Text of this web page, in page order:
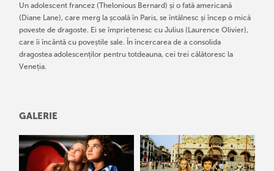
Un adolescent francez (Thelonious Bernard) și o fată americană
(Diane Lane), care merg la școală în Paris, se întâlnesc și încep o mică
poveste de dragoste. Ei se împrietenesc cu Julius (Laurence Olivier),
care îi încântă cu poveștile sale. În încercarea de a consolida
dragostea adolescenților pentru totdeauna, cei trei călătoresc la
Veneția.
GALERIE